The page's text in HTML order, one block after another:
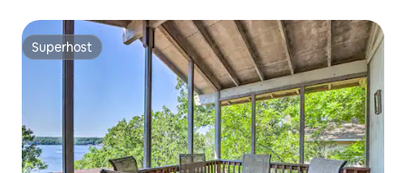
Superhost
Superhost